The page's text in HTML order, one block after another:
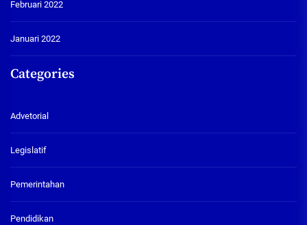
Februari 2022
Januari 2022
Categories
Advetorial
Legislatif
Pemerintahan
Pendidikan